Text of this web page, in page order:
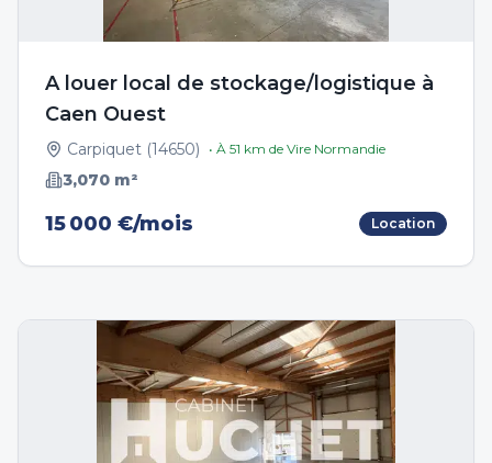
A louer local de stockage/logistique à
Caen Ouest
Carpiquet (14650) • À 51 km de Vire Normandie
3,070 m²
15 000 €/mois Location